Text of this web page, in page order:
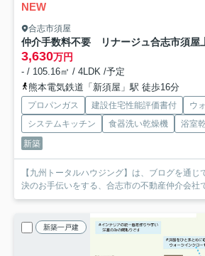
NEW
合志市須屋
3,630万円
- / 105.16㎡ / 4LDK /予定
熊本電気鉄道「新須屋」駅 徒歩16分
プロパンガス 建設住宅性能評価書付
ウ
システムキッチン
食器洗い乾燥機
浴室
新築
【九州トータルハウジング】は、ブログを通
新築一戸建